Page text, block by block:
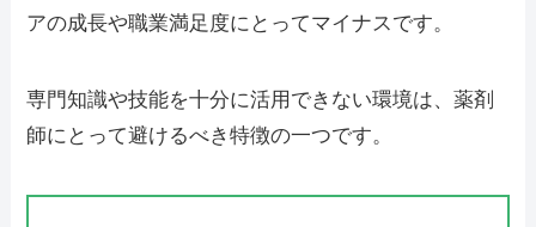
アの成長や職業満足度にとってマイナスです。
専門知識や技能を十分に活用できない環境は、薬剤
師にとって避けるべき特徴の一つです。